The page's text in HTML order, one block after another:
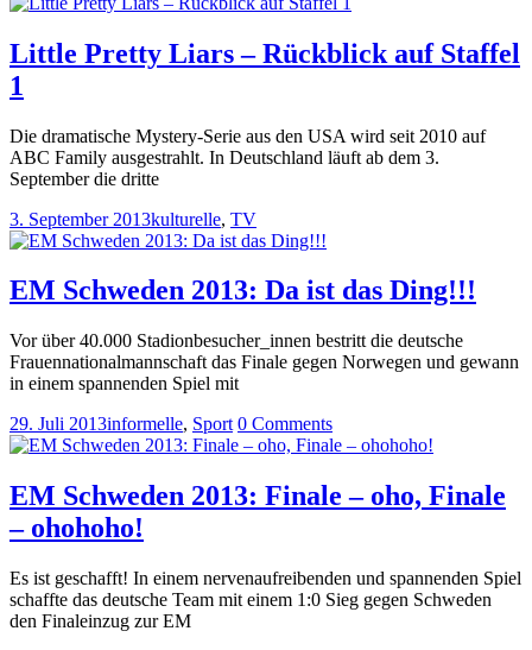
Little Pretty Liars – Rückblick auf Staffel
1
Die dramatische Mystery-Serie aus den USA wird seit 2010 auf
ABC Family ausgestrahlt. In Deutschland läuft ab dem 3.
September die dritte
3. September 2013kulturelle, TV
EM Schweden 2013: Da ist das Ding!!!
Vor über 40.000 Stadionbesucher_innen bestritt die deutsche
Frauennationalmannschaft das Finale gegen Norwegen und gewann
in einem spannenden Spiel mit
29. Juli 2013informelle, Sport 0 Comments
EM Schweden 2013: Finale – oho, Finale
– ohohoho!
Es ist geschafft! In einem nervenaufreibenden und spannenden Spiel
schaffte das deutsche Team mit einem 1:0 Sieg gegen Schweden
den Finaleinzug zur EM